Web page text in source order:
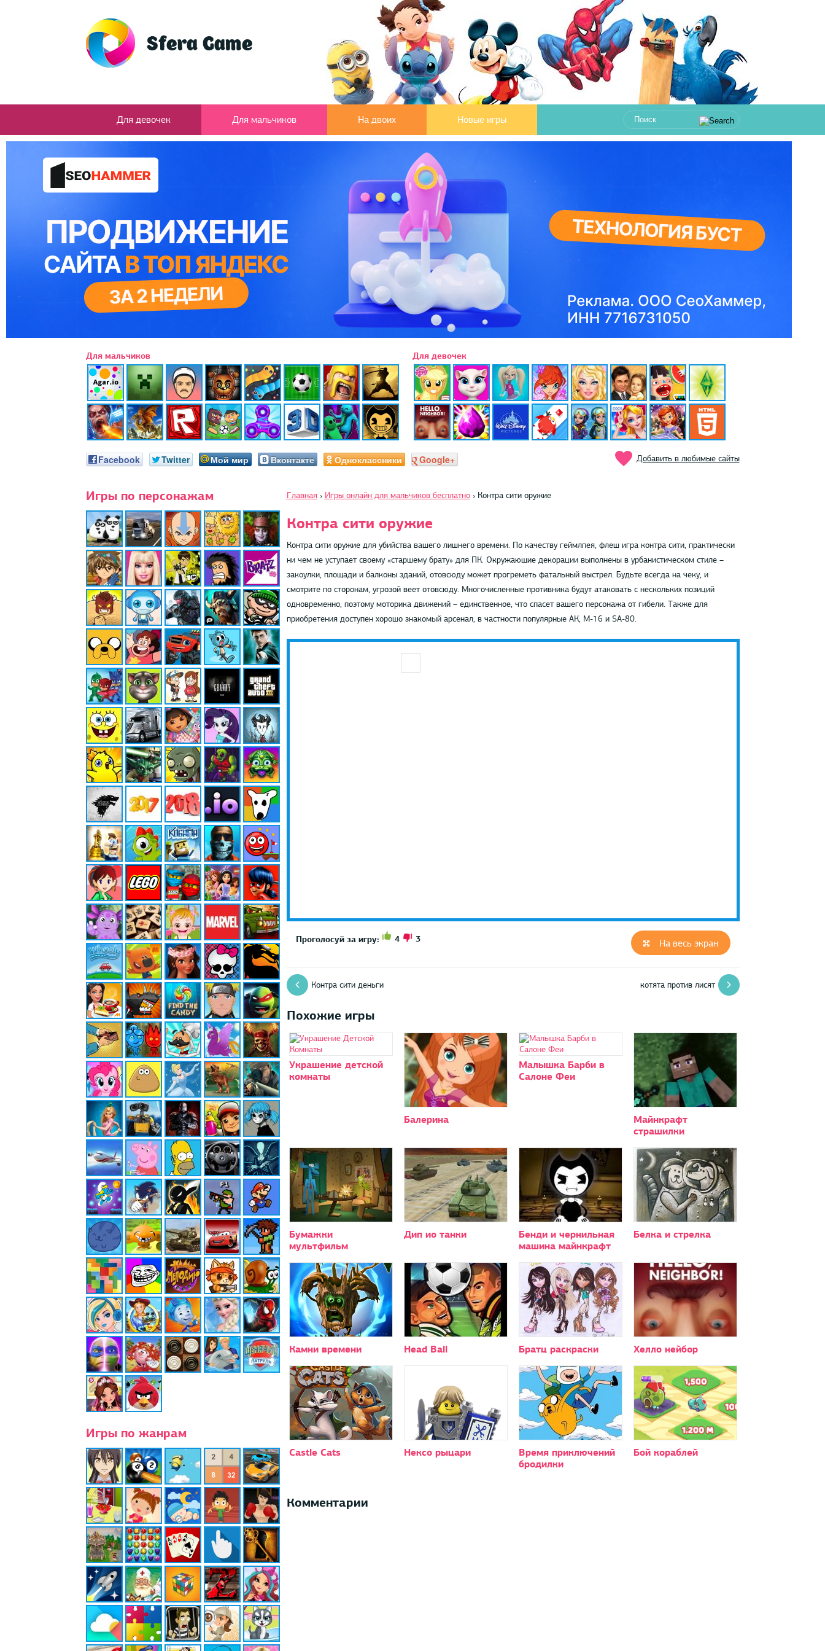
Для девочек Для мальчиков На двоих Новые игры
Для мальчиков Для девочек
Facebook Twitter Мой мир Вконтакте Одноклассники Google+ Добавить в любимые сайты
Игры по персонажам
Игры по жанрам
Главная › Игры онлайн для мальчиков бесплатно › Контра сити оружие
Контра сити оружие
Контра сити оружие для убийства вашего лишнего времени. По качеству геймлпея, флеш игра контра сити, практически
ни чем не уступает своему «старшему брату» для ПК. Окружающие декорации выполнены в урбанистическом стиле –
закоулки, площади и балконы зданий, отовсюду может прогреметь фатальный выстрел. Будьте всегда на чеку, и
смотрите по сторонам, угрозой веет отовсюду. Многочисленные противника будут атаковать с нескольких позиций
одновременно, поэтому моторика движений – единственное, что спасет вашего персонажа от гибели. Также для
приобретения доступен хорошо знакомый арсенал, в частности популярные АК, M-16 и SA-80.
На весь экран
Проголосуй за игру: 4 3
Контра сити деньги котята против лисят
Похожие игры
Украшение детской
комнаты
Балерина
Малышка Барби в
Салоне Феи
Майнкрафт
страшилки
Бумажки
мультфильм
Дип ио танки
Бенди и чернильная
машина майнкрафт
Белка и стрелка
Камни времени Head Ball Братц раскраски Хелло нейбор
Castle Cats Нексо рыцари
Время приключений
бродилки
Бой кораблей
Комментарии